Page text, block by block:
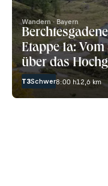
Wandern · Bayern
Etappe 1a:
über das
Wasseralm
T3Schwer8:00 h12,6 km